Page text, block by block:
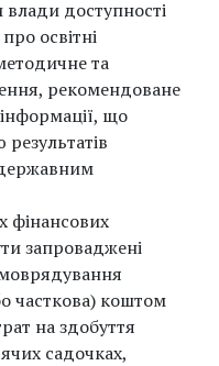
доступності
освітні
та
рекомендоване
інформації, що
фінансових
запроваджені
часткова) коштом
на здобуття
садочках,